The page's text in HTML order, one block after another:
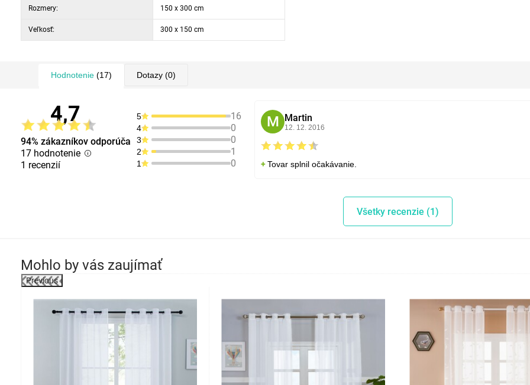
Rozmery: 150 x 300 cm
Veľkosť: 300 x 150 cm
Hodnotenie (17) Dotazy (0)
4,7
94% zákazníkov odporúča
17 hodnotenie
1 recenzií
5 16
4 0
3 0
2 1
1 0
M Martin
12. 12. 2016
Tovar splnil očakávanie.
Všetky recenzie (1)
Mohlo by vás zaujímať
Previous